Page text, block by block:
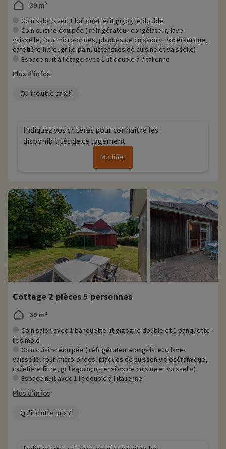
39 m²
Coin salon avec 1 banquette-lit gigogne double
Coin cuisine équipée ( réfrigérateur-congélateur, lave-
vaisselle, four micro-ondes, plaques de cuisson vitrocéramique,
cafetière filtre, grille-pain, ustensiles de cuisine et vaisselle)
Espace nuit à l'étage avec 1 lit double à l'italienne
Plus d'infos
Qu’inclut le prix ?
Indiquez vos critères pour connaitre les
disponibilités de ce logement
Modifier
Cottage 2 pièces 5 personnes
39 m²
Coin salon avec 1 banquette-lit gigogne double et 1 banquette-
lit simple
Coin cuisine équipée ( réfrigérateur-congélateur, lave-
vaisselle, four micro-ondes, plaques de cuisson vitrocéramique,
cafetière filtre, grille-pain, ustensiles de cuisine et vaisselle)
Espace nuit avec 1 lit double à l'italienne
Plus d'infos
Qu’inclut le prix ?